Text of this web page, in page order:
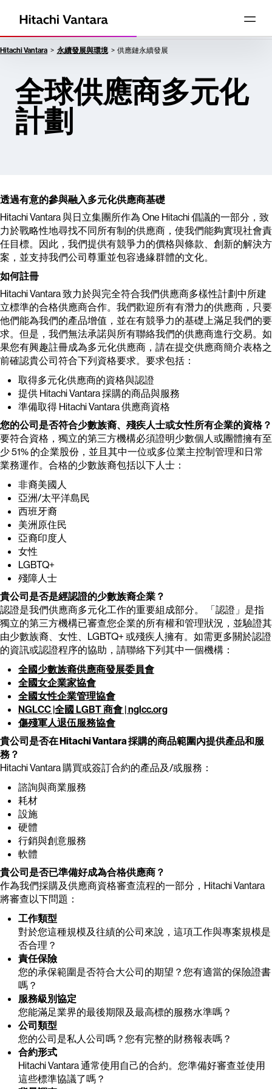
Hitachi Vantara 永續發展與環境 供應鏈永續發展
全球供應商多元化
計劃
透過有意的參與融入多元化供應商基礎
Hitachi Vantara 與日立集團所作為 One Hitachi 倡議的一部分，致
力於戰略性地尋找不同所有制的供應商，使我們能夠實現社會責
任目標。因此，我們提供有競爭力的價格與條款、創新的解決方
案，並支持我們公司尊重並包容邊緣群體的文化。
如何註冊
Hitachi Vantara 致力於與完全符合我們供應商多樣性計劃中所建
立標準的合格供應商合作。我們歡迎所有有潛力的供應商，只要
他們能為我們的產品增值，並在有競爭力的基礎上滿足我們的要
求。但是，我們無法承諾與所有聯絡我們的供應商進行交易。如
果您有興趣註冊成為多元化供應商，請在提交供應商簡介表格之
前確認貴公司符合下列資格要求。要求包括：
取得多元化供應商的資格與認證
提供 Hitachi Vantara 採購的商品與服務
準備取得 Hitachi Vantara 供應商資格
您的公司是否符合少數族裔、殘疾人士或女性所有企業的資格？
要符合資格，獨立的第三方機構必須證明少數個人或團體擁有至
少 51% 的企業股份，並且其中一位或多位業主控制管理和日常
業務運作。合格的少數族裔包括以下人士：
非裔美國人
亞洲/太平洋島民
西班牙裔
美洲原住民
亞裔印度人
女性
LGBTQ+
殘障人士
貴公司是否是經認證的少數族裔企業？
認證是我們供應商多元化工作的重要組成部分。 「認證」是指
獨立的第三方機構已審查您企業的所有權和管理狀況，並驗證其
由少數族裔、女性、LGBTQ+ 或殘疾人擁有。如需更多關於認證
的資訊或認證程序的協助，請聯絡下列其中一個機構：
全國少數族裔供應商發展委員會
全國女企業家協會
全國女性企業管理協會
NGLCC |全國 LGBT 商會 | nglcc.org
傷殘軍人退伍服務協會
貴公司是否在 Hitachi Vantara 採購的商品範圍內提供產品和服
務？
Hitachi Vantara 購買或簽訂合約的產品及/或服務：
諮詢與商業服務
耗材
設施
硬體
行銷與創意服務
軟體
貴公司是否已準備好成為合格供應商？
作為我們採購及供應商資格審查流程的一部分，Hitachi Vantara
將審查以下問題：
工作類型
對於您這種規模及往績的公司來說，這項工作與專案規模是
否合理？
責任保險
您的承保範圍是否符合大公司的期望？您有適當的保險證書
嗎？
服務級別協定
您能滿足業界的最後期限及最高標的服務水準嗎？
公司類型
您的公司是私人公司嗎？您有完整的財務報表嗎？
合約形式
Hitachi Vantara 通常使用自己的合約。您準備好審查並使用
這些標準協議了嗎？